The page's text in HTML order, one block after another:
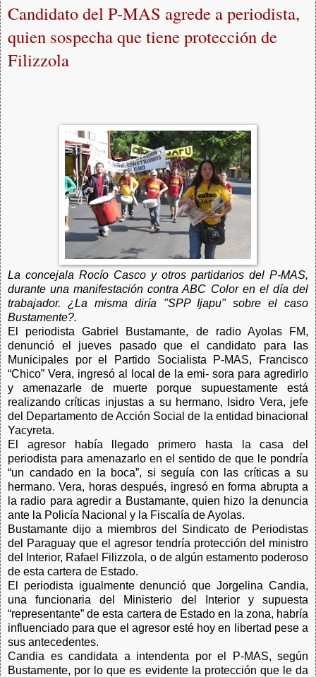
Candidato del P-MAS agrede a periodista,
quien sospecha que tiene protección de
Filizzola
La concejala Rocío Casco y otros partidarios del P-MAS,
durante una manifestación contra ABC Color en el día del
trabajador. ¿La misma diría "SPP Ijapu" sobre el caso
Bustamente?.
El periodista Gabriel Bustamante, de radio Ayolas FM,
denunció el jueves pasado que el candidato para las
Municipales por el Partido Socialista P-MAS, Francisco
“Chico” Vera, ingresó al local de la emi- sora para agredirlo
y amenazarle de muerte porque supuestamente está
realizando críticas injustas a su hermano, Isidro Vera, jefe
del Departamento de Acción Social de la entidad binacional
Yacyreta.
El agresor había llegado primero hasta la casa del
periodista para amenazarlo en el sentido de que le pondría
“un candado en la boca”, si seguía con las críticas a su
hermano. Vera, horas después, ingresó en forma abrupta a
la radio para agredir a Bustamante, quien hizo la denuncia
ante la Policía Nacional y la Fiscalía de Ayolas.
Bustamante dijo a miembros del Sindicato de Periodistas
del Paraguay que el agresor tendría protección del ministro
del Interior, Rafael Filizzola, o de algún estamento poderoso
de esta cartera de Estado.
El periodista igualmente denunció que Jorgelina Candia,
una funcionaria del Ministerio del Interior y supuesta
“representante” de esta cartera de Estado en la zona, habría
influenciado para que el agresor esté hoy en libertad pese a
sus antecedentes.
Candia es candidata a intendenta por el P-MAS, según
Bustamente, por lo que es evidente la protección que le da